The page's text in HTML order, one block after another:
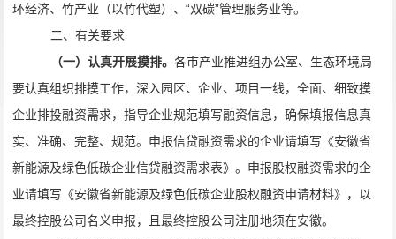
环经济、竹产业（以竹代塑）、“双碳”管理服务业等。
二、有关要求
（一）认真开展摸排。各市产业推进组办公室、 生态环境局
要认真组织排摸工作，深入园区、企业、项目一线，全面、细致摸
企业排投融资需求，指导企业规范填写融资信息，确保填报信息真
实、准确、完整、规范。 申报信贷融资需求的企业请填写 《安徽省
新能源及绿色低碳企业信贷融资需求表》。申报股权融资需求的企
业请填写 《安徽省新能源及绿色低碳企业股权融资申请材料》 ， 以
最终控股公司名义申报，且最终控股公司注册地须在安徽。